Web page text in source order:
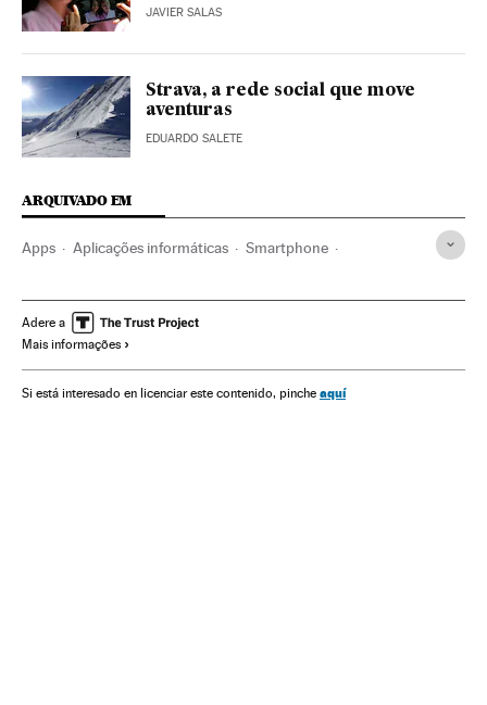
JAVIER SALAS
Strava, a rede social que move
aventuras
EDUARDO SALETE
ARQUIVADO EM
Apps Aplicações informáticas Smartphone
Telefonia Mobilidade Tecnologia
Comunicações
Adere a
Mais informações
Si está interesado en licenciar este contenido, pinche aquí